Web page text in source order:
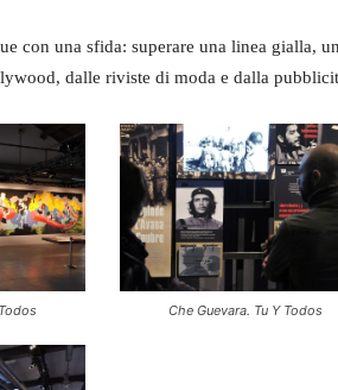
con una sfida: superare una linea gialla,
dalle riviste di moda e dalla
Che Guevara. Tu Y Todos